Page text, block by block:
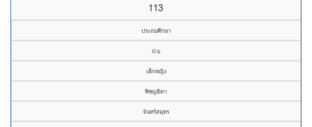
113
ประถมศึกษา
ป.๖
เด็กหญิง
พิชญธิดา
จันทร์สมุทร